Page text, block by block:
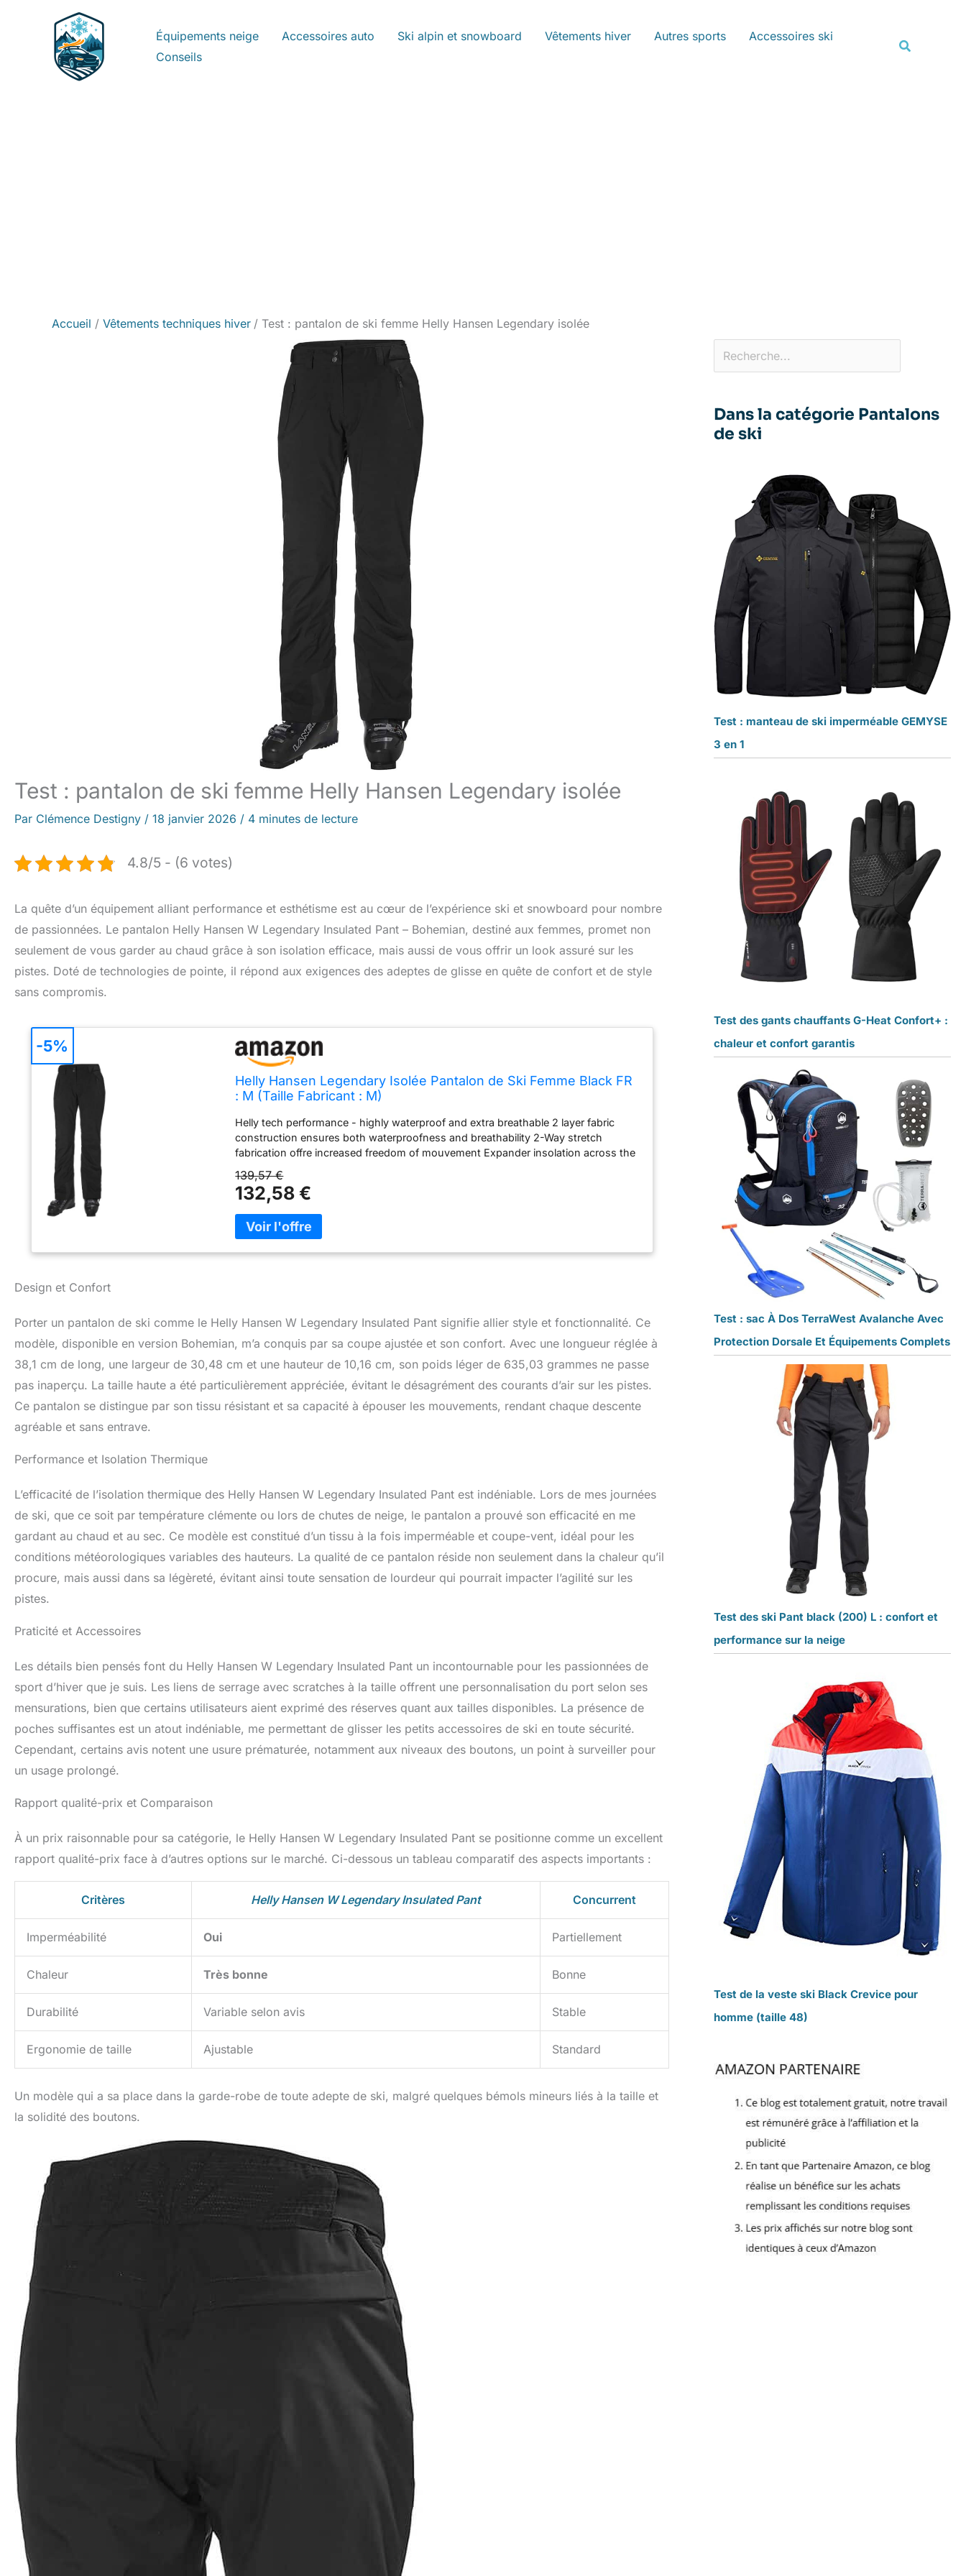
Équipements neige Accessoires auto Ski alpin et snowboard Vêtements hiver Autres sports
Accessoires ski
Conseils
Accueil Vêtements techniques hiver Test : pantalon de ski femme Helly Hansen Legendary isolée
Test : pantalon de ski femme Helly Hansen Legendary isolée
Par Clémence Destigny / 18 janvier 2026 / 4 minutes de lecture
4.8/5 - (6 votes)
La quête d’un équipement alliant performance et esthétisme est au cœur de l’expérience ski et snowboard pour nombre
de passionnées. Le pantalon Helly Hansen W Legendary Insulated Pant – Bohemian, destiné aux femmes, promet non
seulement de vous garder au chaud grâce à son isolation efficace, mais aussi de vous offrir un look assuré sur les
pistes. Doté de technologies de pointe, il répond aux exigences des adeptes de glisse en quête de confort et de style
sans compromis.
Helly Hansen Legendary Isolée Pantalon de Ski Femme Black FR
: M (Taille Fabricant : M)
Helly tech performance - highly waterproof and extra breathable 2 layer fabric
construction ensures both waterproofness and breathability 2-Way stretch
fabrication offre increased freedom of mouvement Expander insolation across the
139,57 €
132,58 €
-5%
Design et Confort
Porter un pantalon de ski comme le Helly Hansen W Legendary Insulated Pant signifie allier style et fonctionnalité. Ce
modèle, disponible en version Bohemian, m’a conquis par sa coupe ajustée et son confort. Avec une longueur réglée à
38,1 cm de long, une largeur de 30,48 cm et une hauteur de 10,16 cm, son poids léger de 635,03 grammes ne passe
pas inaperçu. La taille haute a été particulièrement appréciée, évitant le désagrément des courants d’air sur les pistes.
Ce pantalon se distingue par son tissu résistant et sa capacité à épouser les mouvements, rendant chaque descente
agréable et sans entrave.
Performance et Isolation Thermique
L’efficacité de l’isolation thermique des Helly Hansen W Legendary Insulated Pant est indéniable. Lors de mes journées
de ski, que ce soit par température clémente ou lors de chutes de neige, le pantalon a prouvé son efficacité en me
gardant au chaud et au sec. Ce modèle est constitué d’un tissu à la fois imperméable et coupe-vent, idéal pour les
conditions météorologiques variables des hauteurs. La qualité de ce pantalon réside non seulement dans la chaleur qu’il
procure, mais aussi dans sa légèreté, évitant ainsi toute sensation de lourdeur qui pourrait impacter l’agilité sur les
pistes.
Praticité et Accessoires
Les détails bien pensés font du Helly Hansen W Legendary Insulated Pant un incontournable pour les passionnées de
sport d’hiver que je suis. Les liens de serrage avec scratches à la taille offrent une personnalisation du port selon ses
mensurations, bien que certains utilisateurs aient exprimé des réserves quant aux tailles disponibles. La présence de
poches suffisantes est un atout indéniable, me permettant de glisser les petits accessoires de ski en toute sécurité.
Cependant, certains avis notent une usure prématurée, notamment aux niveaux des boutons, un point à surveiller pour
un usage prolongé.
Rapport qualité-prix et Comparaison
À un prix raisonnable pour sa catégorie, le Helly Hansen W Legendary Insulated Pant se positionne comme un excellent
rapport qualité-prix face à d’autres options sur le marché. Ci-dessous un tableau comparatif des aspects importants :
Critères Helly Hansen W Legendary Insulated Pant Concurrent
Imperméabilité Oui Partiellement
Chaleur Très bonne Bonne
Durabilité Variable selon avis Stable
Ergonomie de taille Ajustable Standard
Un modèle qui a sa place dans la garde-robe de toute adepte de ski, malgré quelques bémols mineurs liés à la taille et
la solidité des boutons.
Dans la catégorie Pantalons
de ski
Test : manteau de ski imperméable GEMYSE
3 en 1
Test des gants chauffants G-Heat Confort+ :
chaleur et confort garantis
Test : sac À Dos TerraWest Avalanche Avec
Protection Dorsale Et Équipements Complets
Test des ski Pant black (200) L : confort et
performance sur la neige
Test de la veste ski Black Crevice pour
homme (taille 48)